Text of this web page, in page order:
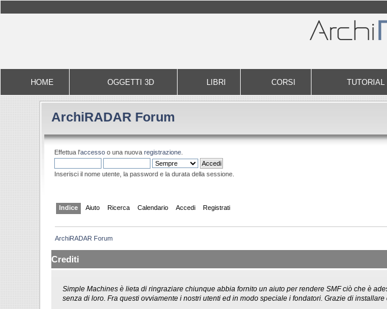
HOME OGGETTI 3D LIBRI CORSI TUTORIAL
ArchiRADAR Forum
Effettua l'accesso o una nuovaregistrazione.
Inserisci il nome utente, la password e la durata della sessione.
Indice Aiuto Ricerca Calendario Accedi Registrati
ArchiRADAR Forum
Crediti
Simple Machines è lieta di ringraziare chiunque abbia fornito un aiuto per rendere SMF ciò che è
senza di loro. Fra questi ovviamente i nostri utenti ed in modo speciale i fondatori. Grazie di